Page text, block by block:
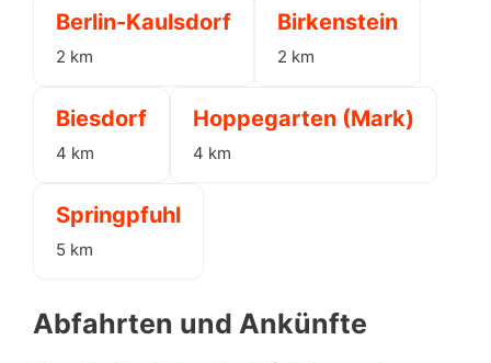
Berlin-Kaulsdorf
2 km
Birkenstein
2 km
Biesdorf
4 km
Hoppegarten (Mark)
4 km
Springpfuhl
5 km
Abfahrten und Ankünfte